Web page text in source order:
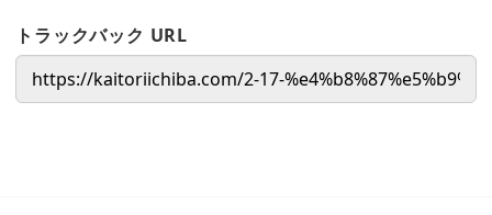
トラックバック URL